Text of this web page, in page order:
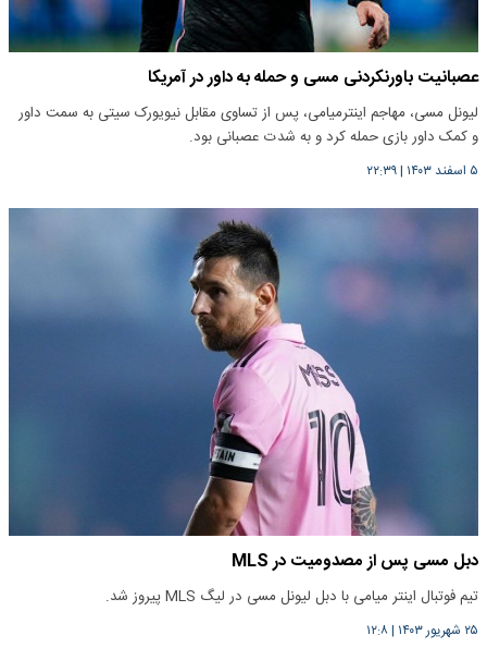
عصبانیت باورنکردنی مسی و حمله به داور در آمریکا
لیونل مسی، مهاجم اینترمیامی، پس از تساوی مقابل نیویورک سیتی به سمت داور
و کمک داور بازی حمله کرد و به شدت عصبانی بود.
۵ اسفند ۱۴۰۳ |۲۲:۳۹
دبل مسی پس از مصدومیت در MLS
تیم فوتبال اینتر میامی با دبل لیونل مسی در لیگ MLS پیروز شد.
۲۵ شهریور ۱۴۰۳ |۱۲:۸